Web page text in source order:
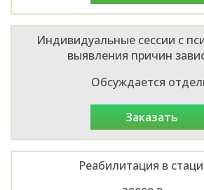
Индивидуальные сессии с
выявления причин
Обсуждается
заказать
Реабилитация в